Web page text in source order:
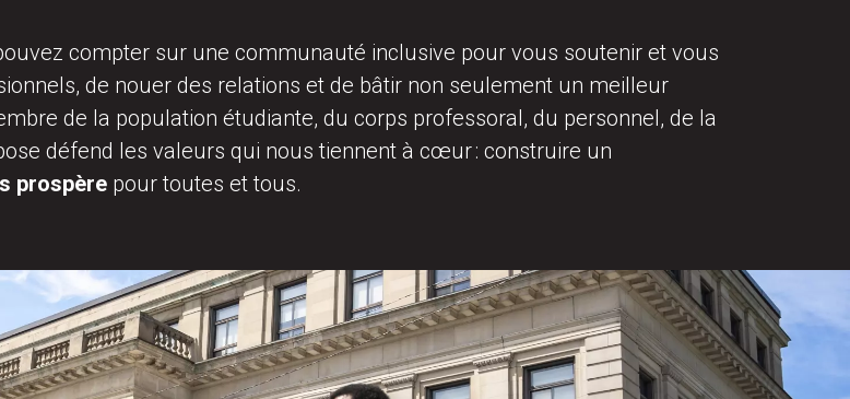
compter sur une communauté inclusive pour vous soutenir et vous
de nouer des relations et de bâtir non seulement un meilleur
de la population étudiante, du corps professoral, du personnel, de la
défend les valeurs qui nous tiennent à cœur : construire un
prospère pour toutes et tous.